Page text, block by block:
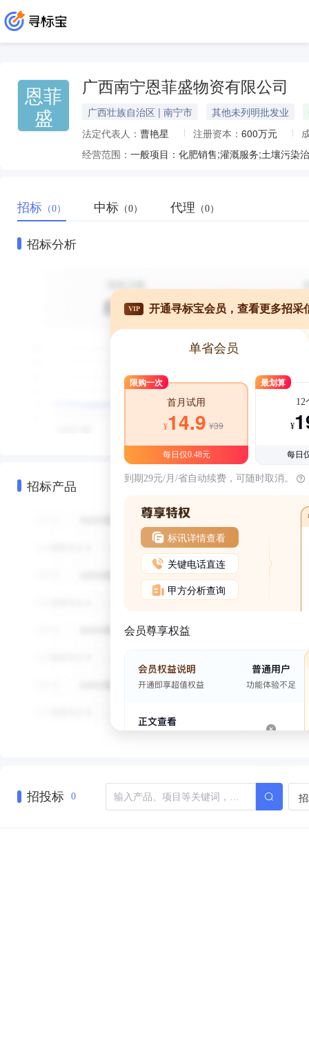
恩菲
盛
广西南宁恩菲盛物资有限公司
广西壮族自治区 | 南宁市 其他未列明批发业
法定代表人： 曹艳星 注册资本： 600万元
经营范围：
招标 （0） 中标 （0） 代理 （0）
招标分析
招标产品
VIP 开通寻标宝会员，查看更多招采
单省会员
限购一次
首月试用
¥14.9 ¥39
每日仅0.48元
最划算
12
¥
每日
到期29元/月/省自动续费，可随时取消。
标讯详情查看
关键电话直连
甲方分析查询
会员尊享权益
招投标 0